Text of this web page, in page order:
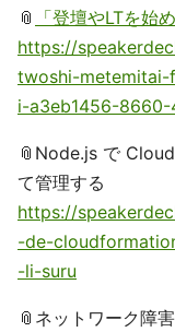
📎
「登壇やLTを始
https://
twoshi-
i-a3eb1456-
📎Node.js で
て管理する
https://
-de-
-li-suru
📎ネットワーク障